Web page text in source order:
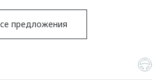
предложения